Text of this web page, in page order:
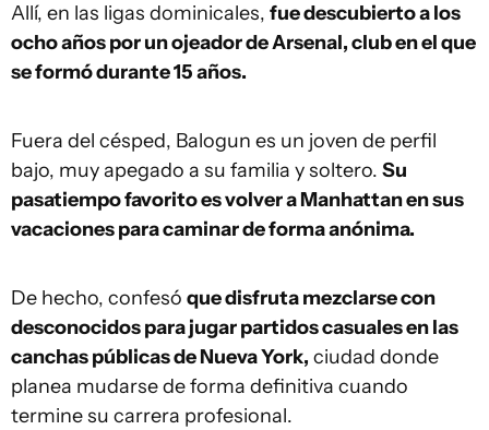
Allí, en las ligas dominicales, fue descubierto a los
ocho años por un ojeador de Arsenal, club en el que
se formó durante 15 años.
Fuera del césped, Balogun es un joven de perfil
bajo, muy apegado a su familia y soltero. Su
pasatiempo favorito es volver a Manhattan en sus
vacaciones para caminar de forma anónima.
De hecho, confesó que disfruta mezclarse con
desconocidos para jugar partidos casuales en las
canchas públicas de Nueva York, ciudad donde
planea mudarse de forma definitiva cuando
termine su carrera profesional.